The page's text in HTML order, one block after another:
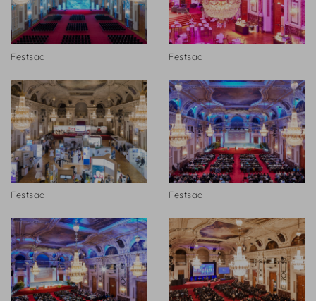
Festsaal Festsaal
Festsaal Festsaal